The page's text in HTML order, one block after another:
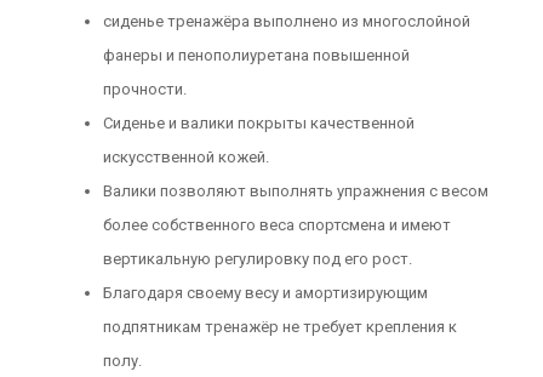
сиденье тренажёра выполнено из многослойной
фанеры и пенополиуретана повышенной
прочности.
Сиденье и валики покрыты качественной
искусственной кожей.
Валики позволяют выполнять упражнения с весом
более собственного веса спортсмена и имеют
вертикальную регулировку под его рост.
Благодаря своему весу и амортизирующим
подпятникам тренажёр не требует крепления к
полу.